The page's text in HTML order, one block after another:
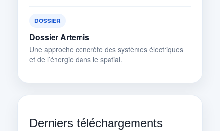
DOSSIER
Dossier Artemis
Une approche concrète des systèmes électriques
et de l’énergie dans le spatial.
Derniers téléchargements